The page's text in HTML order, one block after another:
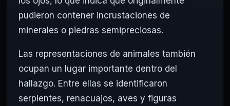
pudieron contener incrustaciones de
minerales o piedras semipreciosas.
Las representaciones de animales también
ocupan un lugar importante dentro del
hallazgo. Entre ellas se identificaron
serpientes, renacuajos, aves y figuras